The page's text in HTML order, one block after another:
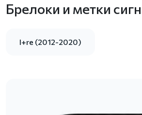
Брелоки и метки
I+re (2012-2020)